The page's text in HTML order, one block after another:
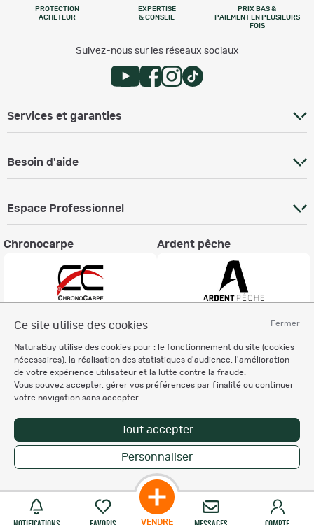
Fermer
Ce site utilise des cookies
NaturaBuy utilise des cookies pour : le fonctionnement du site (cookies
nécessaires), la réalisation des statistiques d'audience, l'amélioration
de votre expérience utilisateur et la lutte contre la fraude.
Vous pouvez accepter, gérer vos préférences par finalité ou continuer
votre navigation sans accepter.
Tout accepter
Personnaliser
VENDRE
PROTECTION
ACHETEUR
EXPERTISE
& CONSEIL
PRIX BAS &
PAIEMENT EN PLUSIEURS
FOIS
Suivez-nous sur les réseaux sociaux
Services et garanties
Besoin d'aide
Espace Professionnel
Chronocarpe Ardent pêche
Charte éthique
Mentions légales
Règlement & Conditions d'utilisation
Politique de protection
des données personnelles
Personnalisation des cookies
Copyright © 2007-2026 NaturaBuy. Tous droits réservés. N°CNIL: 1239459.
Les marques commerciales mentionnées appartiennent à leurs propriétaires
respectifs in 0.067 s
Suggestions de recherche
Site NaturaBuy classique